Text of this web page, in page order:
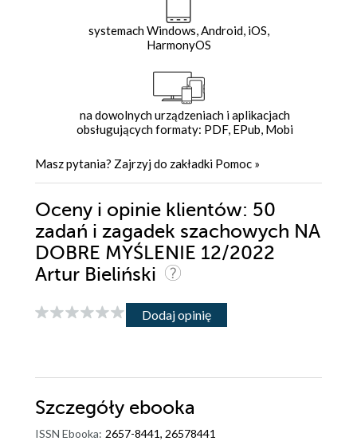
systemach Windows, Android, iOS,
HarmonyOS
na dowolnych urządzeniach i aplikacjach
obsługujących formaty: PDF, EPub, Mobi
Masz pytania? Zajrzyj do zakładki Pomoc »
Oceny i opinie klientów: 50
zadań i zagadek szachowych NA
DOBRE MYŚLENIE 12/2022
Artur Bieliński
Dodaj opinię
Szczegóły ebooka
ISSN Ebooka: 2657-8441, 26578441